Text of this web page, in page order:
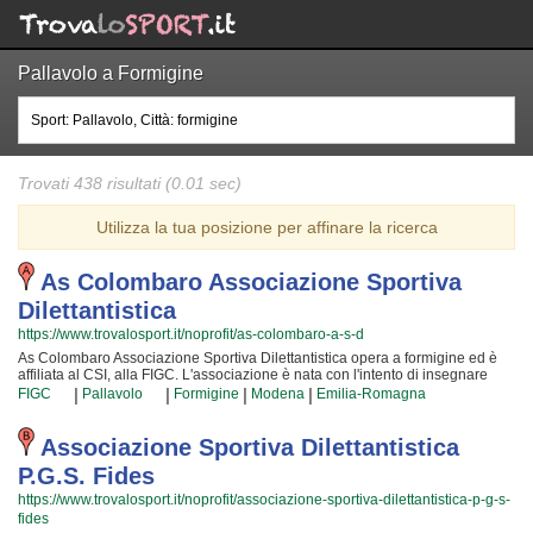
Pallavolo a Formigine
Trovati 438 risultati (0.01 sec)
Utilizza la tua posizione per affinare la ricerca
As Colombaro Associazione Sportiva
Dilettantistica
https://www.trovalosport.it/noprofit/as-colombaro-a-s-d
As Colombaro Associazione Sportiva Dilettantistica opera a formigine ed è
affiliata al CSI, alla FIGC. L'associazione è nata con l'intento di insegnare
l'arte delle attività ricreative e di mettere alla prova ciò che i loro soci
scoprono ogni giorno che ci frequentano! Le loro attività si svolgono in
incontri settimanali e danno a chiunque l'opportunità di imparare gli uni dagli
altri e di verificare i miglioramenti nel tempo, ma anche di poter confrontare
idee e nuove soluzioni! I loro iscritti "storici" sono tra i più bravi della
provincia e sono ormai affiatati da lustri di strettissima collaborazione; per
loro non c'è cosa migliore che condividere la propria esperienza con i nuovi
iscritti! La gioia che scaturisce facendo attività ricreative rende questa attività
davvero speciale, per cui, una volta che avrete iniziato, non potrete più
FIGC | Pallavolo | Formigine | Modena | Emilia-Romagna
Associazione Sportiva Dilettantistica
P.g.s. Fides
https://www.trovalosport.it/noprofit/associazione-sportiva-dilettantistica-p-g-s-
fides